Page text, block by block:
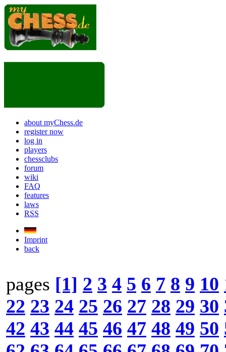
about myChess.de
register now
log in
players
chessclubs
forum
wiki
FAQ
features
laws
RSS
Imprint
back
pages [1] 2 3 4 5 6 7 8 9 10
22 23 24 25 26 27 28 29 30
42 43 44 45 46 47 48 49 50